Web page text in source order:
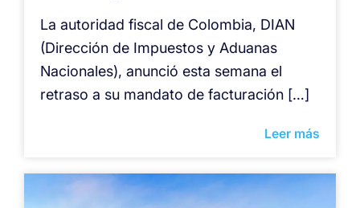
La autoridad fiscal de Colombia, DIAN
(Dirección de Impuestos y Aduanas
Nacionales), anunció esta semana el
retraso a su mandato de facturación […]
Leer más